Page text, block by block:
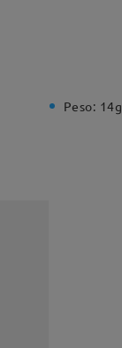
Peso: 14g